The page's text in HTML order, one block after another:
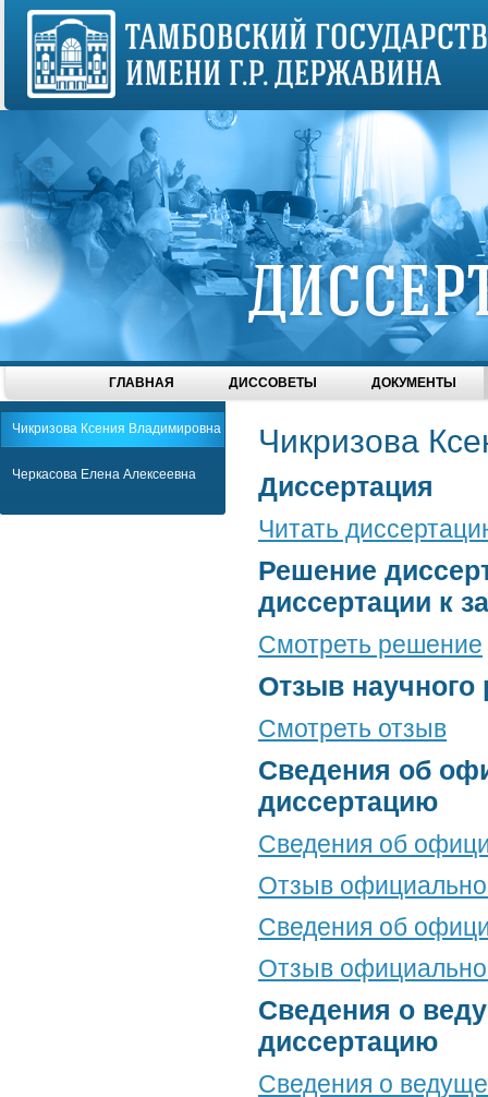
ГЛАВНАЯ ДИССОВЕТЫ ДОКУМЕНТЫ
Чикризова Ксения Владимировна
Черкасова Елена Алексеевна
Чикризова
Диссертация
Читать
Решение
диссертации к
Смотреть решение
Отзыв научного
Смотреть отзыв
Сведения об
диссертацию
Сведения об
Отзыв
Сведения об
Отзыв
Сведения о
диссертацию
Сведения о